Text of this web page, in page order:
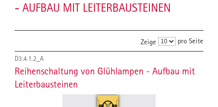
- AUFBAU MIT LEITERBAUSTEINEN
Zeige pro Seite
D3.4.1.2_A
Reihenschaltung von Glühlampen - Aufbau mit
Leiterbausteinen